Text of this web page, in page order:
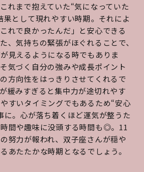
れまで抱えていた“気になっていた
果として現れやすい時期。それによ
れで良かったんだ」と安心できる
、気持ちの緊張がほぐれることで、
見えるようになる時でもありま
気づく自分の強みや成長ポイント
方向性をはっきりさせてくれるで
緩みすぎると集中力が途切れやす
すいタイミングでもあるため“安心
に。心が落ち着くほど運気が整うた
間や趣味に没頭する時間も◎。11
努力が報われ、双子座さんが穏や
あたたかな時期となるでしょう。